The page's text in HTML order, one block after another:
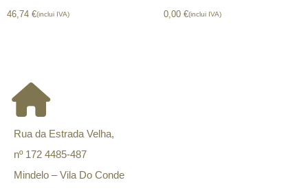
46,74 €(inclui IVA) 0,00 €(inclui IVA)
Rua da Estrada Velha,
nº 172 4485-487
Mindelo – Vila Do Conde